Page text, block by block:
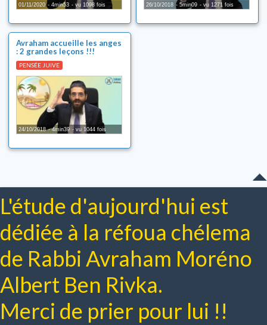
Dico-Torah
Enjeux de société
Chidoukhim (rencontres)
01/11/2020 4min53 vu 1098 fois 26/10/2018 5min09 vu 1271 fois
Avraham accueille les anges
: 2 grandes leçons !!!
PENSÉE JUIVE
24/10/2018 4min39 vu 1044 fois
L'étude d'aujourd'hui est
dédiée à la réfoua chélema
de Rabbi Avraham Moréno
Albert Ben Rivka.
Merci de prier pour lui !!